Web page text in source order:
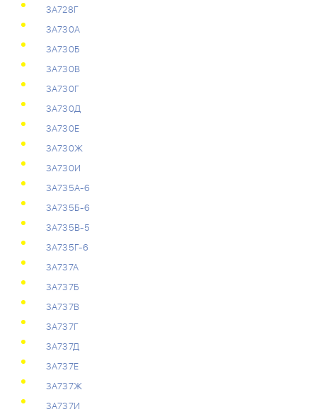
3А728Г
3А730А
3А730Б
3А730В
3А730Г
3А730Д
3А730Е
3А730Ж
3А730И
3А735А-6
3А735Б-6
3А735В-5
3А735Г-6
3А737А
3А737Б
3А737В
3А737Г
3А737Д
3А737Е
3А737Ж
3А737И